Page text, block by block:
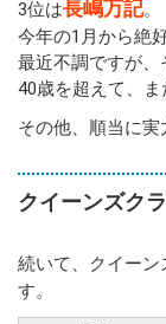
3位は長嶋万記。
今年の1月から絶好
最近不調ですが、
40歳を超えて、ま
その他、順当に実
クイーンズク
続いて、クイー
す。